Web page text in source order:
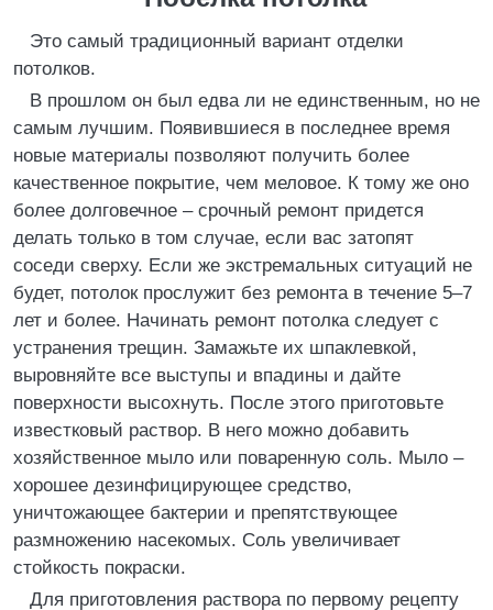
Это самый традиционный вариант отделки
потолков.
В прошлом он был едва ли не единственным, но не
самым лучшим. Появившиеся в последнее время
новые материалы позволяют получить более
качественное покрытие, чем меловое. К тому же оно
более долговечное – срочный ремонт придется
делать только в том случае, если вас затопят
соседи сверху. Если же экстремальных ситуаций не
будет, потолок прослужит без ремонта в течение 5–7
лет и более. Начинать ремонт потолка следует с
устранения трещин. Замажьте их шпаклевкой,
выровняйте все выступы и впадины и дайте
поверхности высохнуть. После этого приготовьте
известковый раствор. В него можно добавить
хозяйственное мыло или поваренную соль. Мыло –
хорошее дезинфицирующее средство,
уничтожающее бактерии и препятствующее
размножению насекомых. Соль увеличивает
стойкость покраски.
Для приготовления раствора по первому рецепту